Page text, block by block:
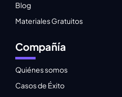
Blog
Materiales Gratuitos
Compañía
Quiénes somos
Casos de Éxito